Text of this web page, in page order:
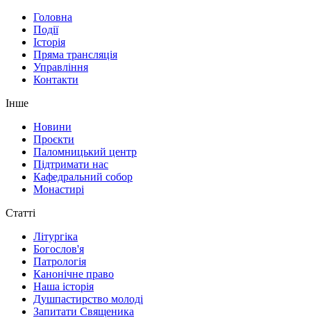
Головна
Події
Історія
Пряма трансляція
Управління
Контакти
Інше
Новини
Проєкти
Паломницький центр
Підтримати нас
Кафедральний собор
Монастирі
Статті
Літургіка
Богослов'я
Патрологія
Канонічне право
Наша історія
Душпастирство молоді
Запитати Священика